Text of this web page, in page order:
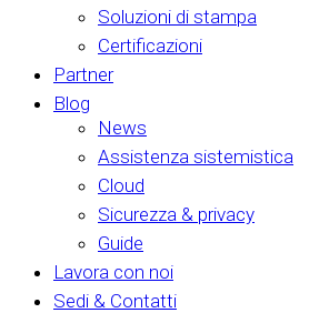
Soluzioni di stampa
Certificazioni
Partner
Blog
News
Assistenza sistemistica
Cloud
Sicurezza & privacy
Guide
Lavora con noi
Sedi & Contatti